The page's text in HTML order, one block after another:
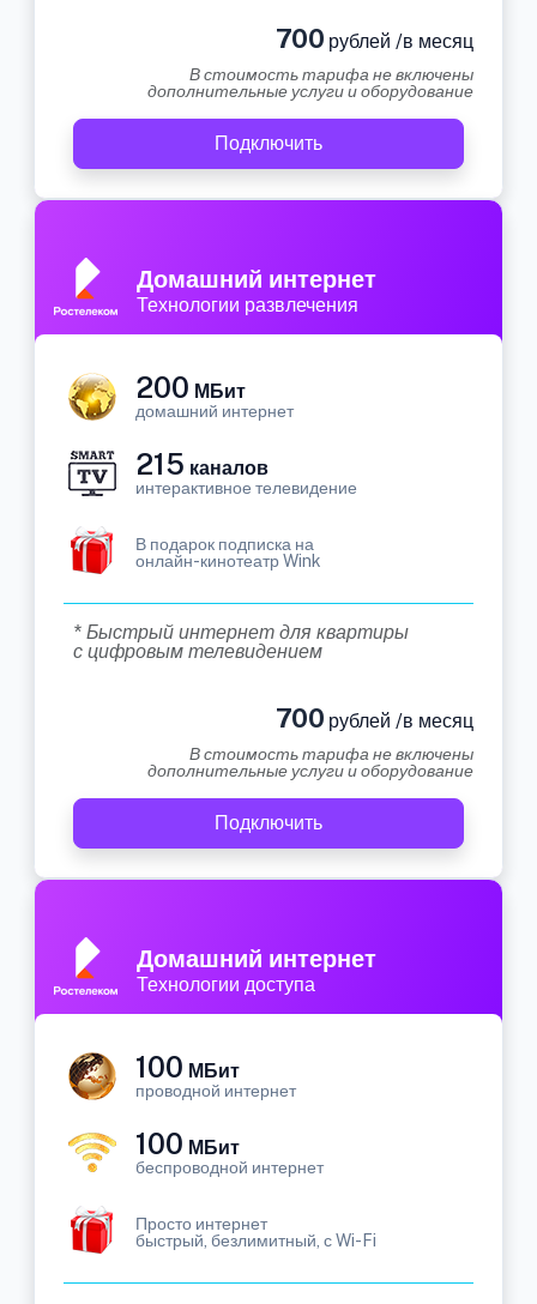
700 рублей /в месяц
В стоимость тарифа не включены
дополнительные услуги и оборудование
Подключить
Домашний интернет
Технологии развлечения
200 МБит
домашний интернет
215 каналов
интерактивное телевидение
В подарок подписка на
онлайн-кинотеатр Wink
* Быстрый интернет для квартиры
с цифровым телевидением
700 рублей /в месяц
В стоимость тарифа не включены
дополнительные услуги и оборудование
Подключить
Домашний интернет
Технологии доступа
100 МБит
проводной интернет
100 МБит
беспроводной интернет
Просто интернет
быстрый, безлимитный, с Wi-Fi